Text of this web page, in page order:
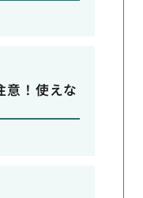
意！使えな